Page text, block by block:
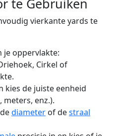
te Gebruiken
vierkante yards te
je oppervlakte:
Cirkel of
kies de juiste eenheid
meters, enz.).
diameter of destraal